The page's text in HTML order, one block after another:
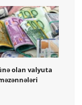
olan valyuta